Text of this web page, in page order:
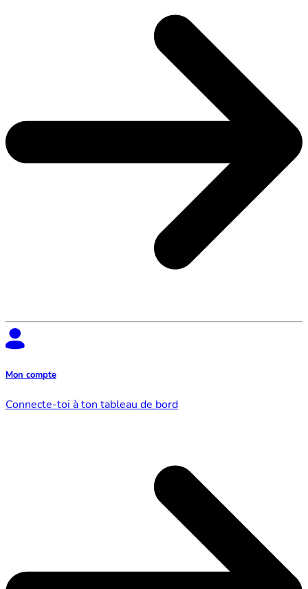
Mon compte
Connecte-toi à ton tableau de bord